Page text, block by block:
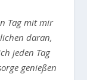
Tag mit mir
daran,
jeden Tag
genießen